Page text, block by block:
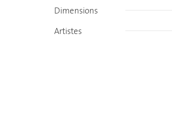
Dimensions
Artistes